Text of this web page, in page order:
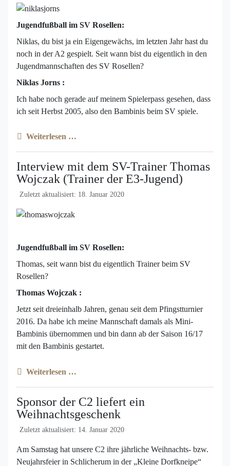
Jugendfußball im SV Rosellen:
Niklas, du bist ja ein Eigengewächs, im letzten Jahr hast du
noch in der A2 gespielt. Seit wann bist du eigentlich in den
Jugendmannschaften des SV Rosellen?
Niklas Jorns :
Ich habe noch gerade auf meinem Spielerpass gesehen, dass
ich seit Herbst 2005, also den Bambinis beim SV spiele.
Weiterlesen …
Interview mit dem SV-Trainer Thomas
Wojczak (Trainer der E3-Jugend)
Zuletzt aktualisiert: 18. Januar 2020
Jugendfußball im SV Rosellen:
Thomas, seit wann bist du eigentlich Trainer beim SV
Rosellen?
Thomas Wojczak :
Jetzt seit dreieinhalb Jahren, genau seit dem Pfingstturnier
2016. Da habe ich meine Mannschaft damals als Mini-
Bambinis übernommen und bin dann ab der Saison 16/17
mit den Bambinis gestartet.
Weiterlesen …
Sponsor der C2 liefert ein
Weihnachtsgeschenk
Zuletzt aktualisiert: 14. Januar 2020
Am Samstag hat unsere C2 ihre jährliche Weihnachts- bzw.
Neujahrsfeier in Schlicherum in der „Kleine Dorfkneipe“